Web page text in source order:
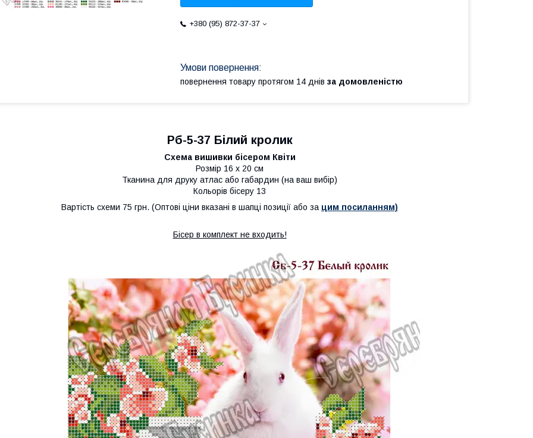
+380 (95) 872-37-37
повернення товару протягом 14 днів за домовленістю
Рб-5-37 Білий кролик
Схема вишивки бісером Квіти
Розмір 16 х 20 см
Тканина для друку атлас або габардин (на ваш вибір)
Кольорів бісеру 13
Вартість схеми 75 грн. (Оптові ціни вказані в шапці позиції або за цим посиланням)
Бісер в комплект не входить!